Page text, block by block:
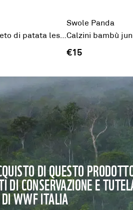
Libro per bambini "il segreto di patata lessa"
Swole Panda
Calzini bambù
€15
DI QUESTO
DI CONSERVAZIONE E
WWF ITALIA